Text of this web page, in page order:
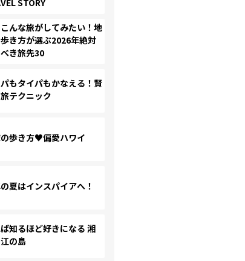
んな旅がしてみたい！地
き方が選ぶ2026年絶対
き旅先30
もタイパもかなえる！賢
テクニック
歩き方♥偏愛ハワイ
夏はインスパイアへ！
知るほど好きになる 湘
の島